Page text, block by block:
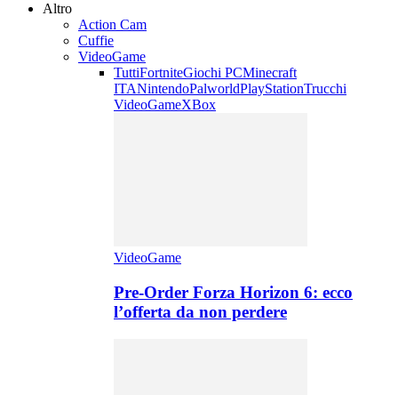
Altro
Action Cam
Cuffie
VideoGame
TuttiFortniteGiochi PCMinecraft
ITANintendoPalworldPlayStationTrucchi
VideoGameXBox
VideoGame
Pre-Order Forza Horizon 6: ecco
l’offerta da non perdere